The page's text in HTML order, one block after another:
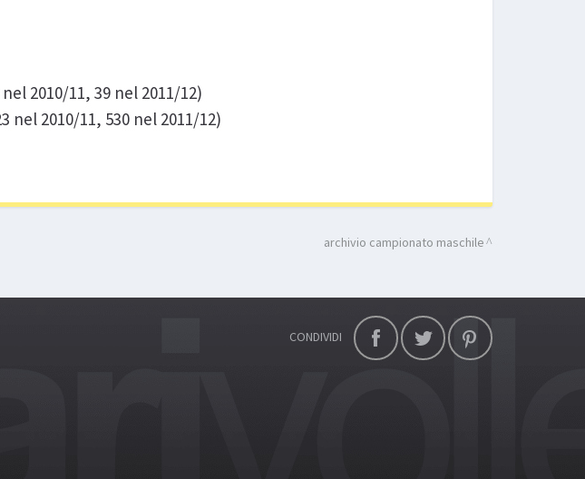
2010/11, 39 nel 2011/12)
nel 2010/11, 530 nel 2011/12)
archivio campionato maschile
CONDIVIDI